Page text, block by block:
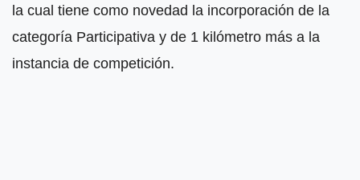
la cual tiene como novedad la incorporación de la
categoría Participativa y de 1 kilómetro más a la
instancia de competición.